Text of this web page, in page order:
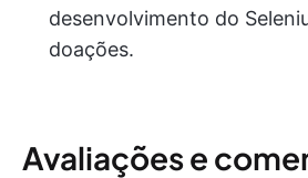
desenvolvimento do
doações.
Avaliações e